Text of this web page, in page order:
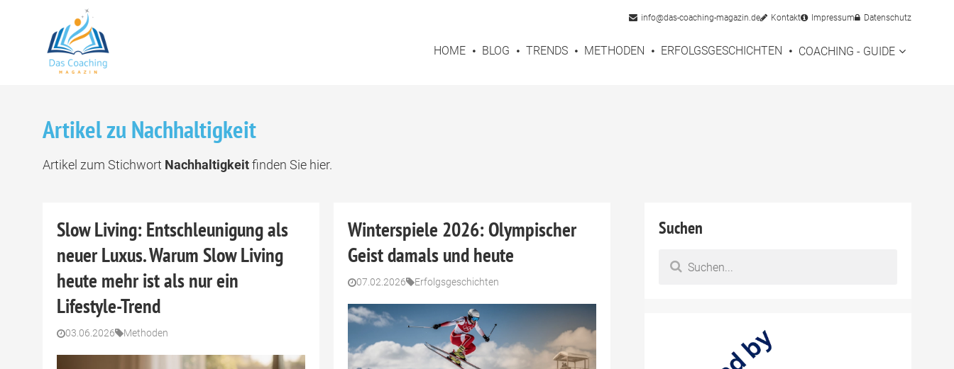
info@das-coaching-magazin.de Kontakt Impressum Datenschutz
HOME BLOG TRENDS METHODEN ERFOLGSGESCHICHTEN COACHING - GUIDE
Artikel zu Nachhaltigkeit
Artikel zum Stichwort Nachhaltigkeitfinden Sie hier.
Slow Living: Entschleunigung als
neuer Luxus. Warum Slow Living
heute mehr ist als nur ein
Lifestyle-Trend
03.06.2026 Methoden
Winterspiele 2026: Olympischer
Geist damals und heute
07.02.2026 Erfolgsgeschichten
Suchen